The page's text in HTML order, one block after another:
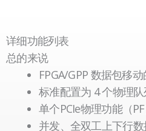
题
题
详细功能列表
总的来说
FPGA/GPP 数据包移
标准配置为 4 个物理
单个PCIe物理功能（
并发、全双工上下行